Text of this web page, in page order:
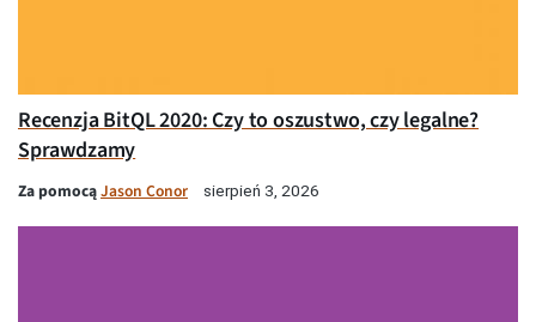
Recenzja BitQL 2020: Czy to oszustwo, czy legalne?
Sprawdzamy
Za pomocąJason Conor sierpień 3, 2026